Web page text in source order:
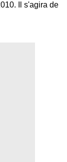
Il s'agira de